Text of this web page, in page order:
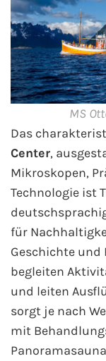
MS
Das
Center,
Mikroskopen,
Technologie ist
für
Geschichte und
begleiten
und leiten
sorgt je nach
mit